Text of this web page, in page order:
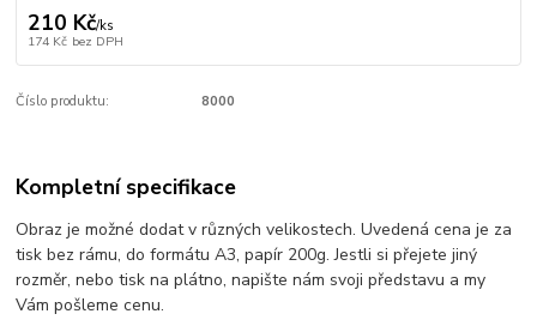
210 Kč/ks
174 Kč bez DPH
Číslo produktu: 8000
Kompletní specifikace
Obraz je možné dodat v různých velikostech. Uvedená cena je za
tisk bez rámu, do formátu A3, papír 200g. Jestli si přejete jiný
rozměr, nebo tisk na plátno, napište nám svoji představu a my
Vám pošleme cenu.